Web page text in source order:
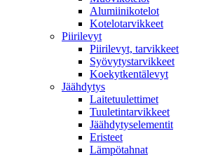
Alumiinikotelot
Kotelotarvikkeet
Piirilevyt
Piirilevyt, tarvikkeet
Syövytystarvikkeet
Koekytkentälevyt
Jäähdytys
Laitetuulettimet
Tuuletintarvikkeet
Jäähdytyselementit
Eristeet
Lämpötahnat